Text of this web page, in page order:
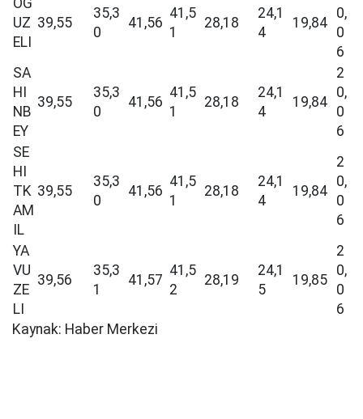
OG
UZ
ELI
39,55
35,3
0
41,56
41,5
1
28,18
24,1
4
19,84
0,
0
6
SA
HI
NB
EY
39,55
35,3
0
41,56
41,5
1
28,18
24,1
4
19,84
2
0,
0
6
SE
HI
TK
AM
IL
39,55
35,3
0
41,56
41,5
1
28,18
24,1
4
19,84
2
0,
0
6
YA
VU
ZE
LI
39,56
35,3
1
41,57
41,5
2
28,19
24,1
5
19,85
2
0,
0
6
Kaynak: Haber Merkezi